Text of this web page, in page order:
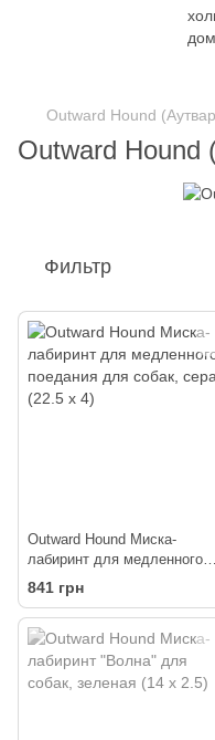
Outward Hound
Outward Hound
Фильтр
Outward Hound Миска-
лабиринт для медленного
поедания для собак, серая
(22.5 х 4)
841 грн